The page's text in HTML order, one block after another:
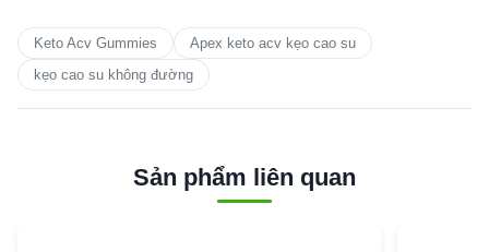
Keto Acv Gummies
Apex keto acv kẹo cao su
kẹo cao su không đường
Sản phẩm liên quan